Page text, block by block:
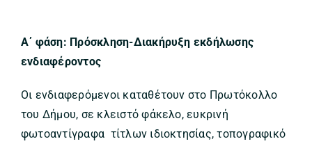
Α΄ φάση: Πρόσκληση-Διακήρυξη εκδήλωσης
ενδιαφέροντος
Οι ενδιαφερόμενοι καταθέτουν στο Πρωτόκολλο
του Δήμου, σε κλειστό φάκελο, ευκρινή
φωτοαντίγραφα τίτλων ιδιοκτησίας, τοπογραφικό